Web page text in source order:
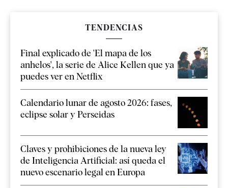
TENDENCIAS
Final explicado de 'El mapa de los
anhelos', la serie de Alice Kellen que ya
puedes ver en Netflix
Calendario lunar de agosto 2026: fases,
eclipse solar y Perseidas
Claves y prohibiciones de la nueva ley
de Inteligencia Artificial: así queda el
nuevo escenario legal en Europa